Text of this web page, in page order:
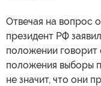
Отвечая на вопрос
президент РФ
положении говорит
положения выборы
не значит, что они